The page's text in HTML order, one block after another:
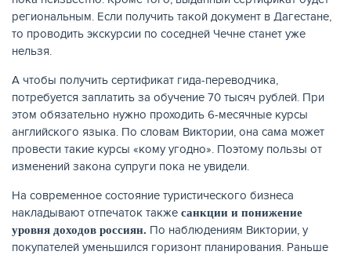
региональным. Если получить такой документ в Дагестане,
то проводить экскурсии по соседней Чечне станет уже
нельзя.
А чтобы получить сертификат гида-переводчика,
потребуется заплатить за обучение 70 тысяч рублей. При
этом обязательно нужно проходить 6-месячные курсы
английского языка. По словам Виктории, она сама может
провести такие курсы «кому угодно». Поэтому пользы от
изменений закона супруги пока не увидели.
На современное состояние туристического бизнеса
накладывают отпечаток также санкции и понижение
уровня доходов россиян. По наблюдениям Виктории, у
покупателей уменьшился горизонт планирования. Раньше